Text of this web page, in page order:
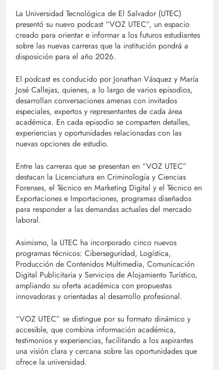
La Universidad Tecnológica de El Salvador (UTEC)
presentó su nuevo podcast “VOZ UTEC”, un espacio
creado para orientar e informar a los futuros estudiantes
sobre las nuevas carreras que la institución pondrá a
disposición para el año 2026.
El podcast es conducido por Jonathan Vásquez y María
José Callejas, quienes, a lo largo de varios episodios,
desarrollan conversaciones amenas con invitados
especiales, expertos y representantes de cada área
académica. En cada episodio se comparten detalles,
experiencias y oportunidades relacionadas con las
nuevas opciones de estudio.
Entre las carreras que se presentan en “VOZ UTEC”
destacan la Licenciatura en Criminología y Ciencias
Forenses, el Técnico en Marketing Digital y el Técnico en
Exportaciones e Importaciones, programas diseñados
para responder a las demandas actuales del mercado
laboral.
Asimismo, la UTEC ha incorporado cinco nuevos
programas técnicos: Ciberseguridad, Logística,
Producción de Contenidos Multimedia, Comunicación
Digital Publicitaria y Servicios de Alojamiento Turístico,
ampliando su oferta académica con propuestas
innovadoras y orientadas al desarrollo profesional.
“VOZ UTEC” se distingue por su formato dinámico y
accesible, que combina información académica,
testimonios y experiencias, facilitando a los aspirantes
una visión clara y cercana sobre las oportunidades que
ofrece la universidad.